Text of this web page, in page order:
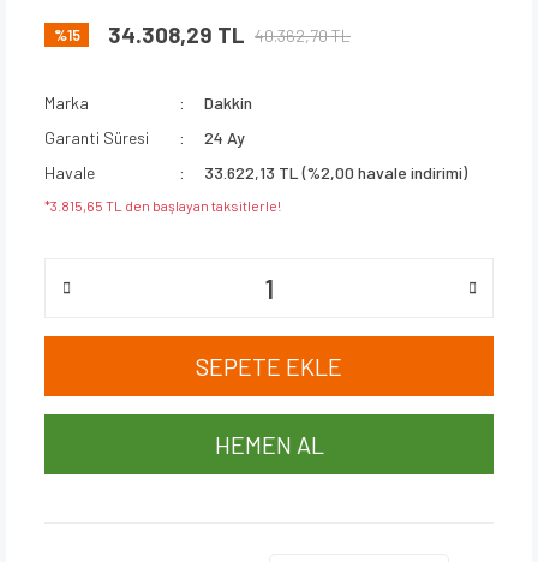
%15 34.308,29 TL 40.362,70 TL
Marka
Dakkin
Garanti Süresi
24 Ay
Havale
33.622,13 TL (%2,00 havale indirimi)
*3.815,65 TL den başlayan taksitlerle!
SEPETE EKLE
HEMEN AL